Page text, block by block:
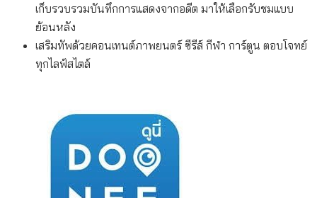
เก็บรวบรวมบันทึกการแสดงจากอดีต มาให้เลือกรับชมแบบ
ย้อนหลัง
เสริมทัพด้วยคอนเทนต์ภาพยนตร์ ซีรีส์ กีฬา การ์ตูน ตอบโจทย์
ทุกไลฟ์สไตล์